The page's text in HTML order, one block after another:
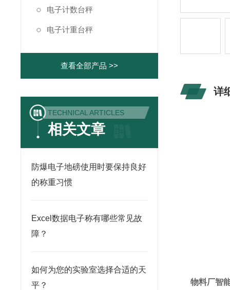
电子计数台秤
电子计重台秤
查看全部产品 >>
TECHNICAL ARTICLES
相关文章
防爆电子地磅使用时要保持良好
的称重习惯
Excel数据电子称有哪些常见故
障？
如何为您的实验室选择合适的天
平？
详
物料厂智